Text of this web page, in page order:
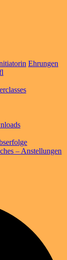
Ehrungen
– Anstellungen